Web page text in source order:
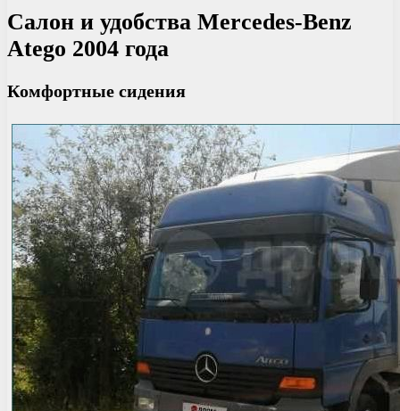
Салон и удобства Mercedes-Benz
Atego 2004 года
Комфортные сидения